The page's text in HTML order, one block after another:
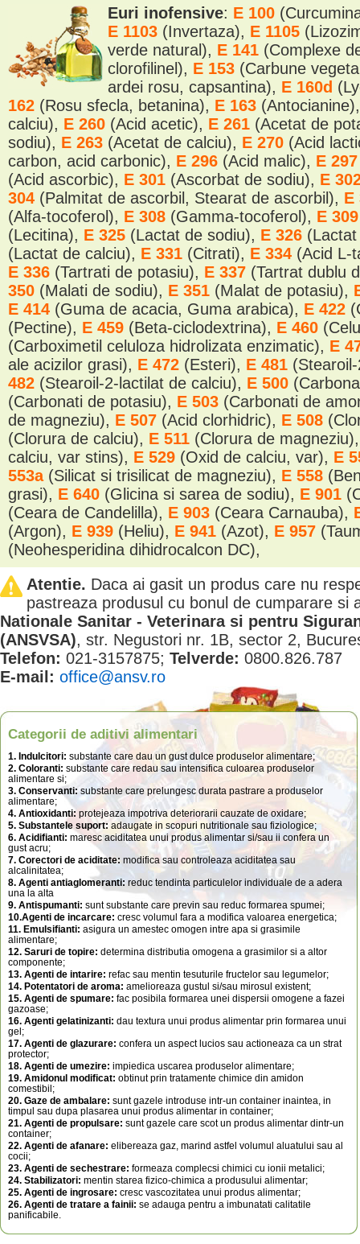
Euri inofensive: E 100
E 1103 (Invertaza), E 1105
verde natural), E 141 (Complexe
clorofilinel), E 153 (Carbune
ardei rosu, capsantina), E 160d
162 (Rosu sfecla, betanina), E 163
calciu), E 260 (Acid acetic), E 261 (Acetat de
sodiu), E 263 (Acetat de calciu), E 270 (Acid
carbon, acid carbonic), E 296 (Acid malic), E
(Acid ascorbic), E 301 (Ascorbat de sodiu), E
304 (Palmitat de ascorbil, Stearat de ascorbil), E
(Alfa-tocoferol), E 308 (Gamma-tocoferol), E
(Lecitina), E 325 (Lactat de sodiu), E 326
(Lactat de calciu), E 331 (Citrati), E 334 (Acid L-
E 336 (Tartrati de potasiu), E 337 (Tartrat dublu
350 (Malati de sodiu), E 351 (Malat de potasiu),
E 414 (Guma de acacia, Guma arabica), E 422
(Pectine), E 459 (Beta-ciclodextrina), E 460
(Carboximetil celuloza hidrolizata enzimatic), E
ale acizilor grasi), E 472 (Esteri), E 481
482 (Stearoil-2-lactilat de calciu), E 500
(Carbonati de potasiu), E 503 (Carbonati de
de magneziu), E 507 (Acid clorhidric), E 508
(Clorura de calciu), E 511 (Clorura de
calciu, var stins), E 529 (Oxid de calciu, var), E
553a (Silicat si trisilicat de magneziu), E 558
grasi), E 640 (Glicina si sarea de sodiu), E 901
(Ceara de Candelilla), E 903 (Ceara Carnauba),
(Argon), E 939 (Heliu), E 941 (Azot), E 957
(Neohesperidina dihidrocalcon DC),
Atentie. Daca ai gasit un produs care nu
pastreaza produsul cu bonul de cumparare si
Nationale Sanitar - Veterinara si pentru
(ANSVSA), str. Negustori nr. 1B, sector 2,
Telefon: 021-3157875; Telverde: 0800.826.787
E-mail: office@ansv.ro
Categorii de aditivi alimentari
1. Indulcitori: substante care dau un gust dulce produselor alimentare;
2. Coloranti: substante care redau sau intensifica culoarea produselor
alimentare si;
3. Conservanti: substante care prelungesc durata pastrare a produselor
alimentare;
4. Antioxidanti: protejeaza impotriva deteriorarii cauzate de oxidare;
5. Substantele suport: adaugate in scopuri nutritionale sau fiziologice;
6. Acidifianti: maresc aciditatea unui produs alimentar si/sau ii confera un
gust acru;
7. Corectori de aciditate: modifica sau controleaza aciditatea sau
alcalinitatea;
8. Agenti antiaglomeranti: reduc tendinta particulelor individuale de a adera
una la alta
9. Antispumanti: sunt substante care previn sau reduc formarea spumei;
10.Agenti de incarcare: cresc volumul fara a modifica valoarea energetica;
11. Emulsifianti: asigura un amestec omogen intre apa si grasimile
alimentare;
12. Saruri de topire: determina distributia omogena a grasimilor si a altor
componente;
13. Agenti de intarire: refac sau mentin tesuturile fructelor sau legumelor;
14. Potentatori de aroma: amelioreaza gustul si/sau mirosul existent;
15. Agenti de spumare: fac posibila formarea unei dispersii omogene a fazei
gazoase;
16. Agenti gelatinizanti: dau textura unui produs alimentar prin formarea unui
gel;
17. Agenti de glazurare: confera un aspect lucios sau actioneaza ca un strat
protector;
18. Agenti de umezire: impiedica uscarea produselor alimentare;
19. Amidonul modificat: obtinut prin tratamente chimice din amidon
comestibil;
20. Gaze de ambalare: sunt gazele introduse intr-un container inaintea, in
timpul sau dupa plasarea unui produs alimentar in container;
21. Agenti de propulsare: sunt gazele care scot un produs alimentar dintr-un
container;
22. Agenti de afanare: elibereaza gaz, marind astfel volumul aluatului sau al
cocii;
23. Agenti de sechestrare: formeaza complecsi chimici cu ionii metalici;
24. Stabilizatori: mentin starea fizico-chimica a produsului alimentar;
25. Agenti de ingrosare: cresc vascozitatea unui produs alimentar;
26. Agenti de tratare a fainii: se adauga pentru a imbunatati calitatile
panificabile.